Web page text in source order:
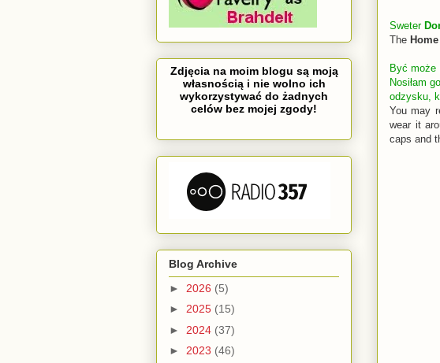
Sweter
The
Być może
Nosiłam
odzysku,
You may
wear it
caps and
Zdjęcia na moim blogu są moją
własnością i nie wolno ich
wykorzystywać do żadnych
celów bez mojej zgody!
Blog Archive
► 2026 (5)
► 2025 (15)
► 2024 (37)
► 2023 (46)